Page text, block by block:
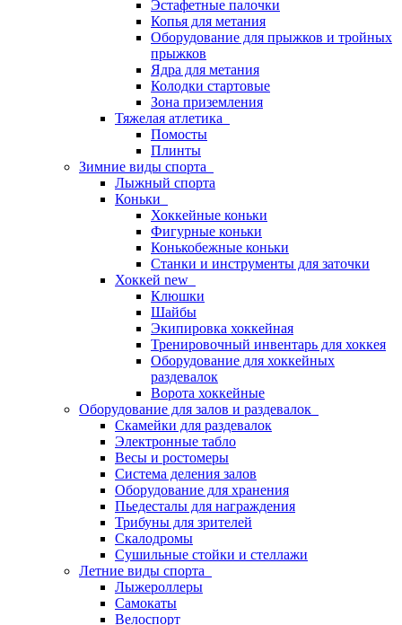
Эстафетные палочки
Копья для метания
Оборудование для прыжков и тройных
прыжков
Ядра для метания
Колодки стартовые
Зона приземления
Тяжелая атлетика
Помосты
Плинты
Зимние виды спорта
Лыжный спорта
Коньки
Хоккейные коньки
Фигурные коньки
Конькобежные коньки
Станки и инструменты для заточки
Хоккей new
Клюшки
Шайбы
Экипировка хоккейная
Тренировочный инвентарь для хоккея
Оборудование для хоккейных
раздевалок
Ворота хоккейные
Оборудование для залов и раздевалок
Скамейки для раздевалок
Электронные табло
Весы и ростомеры
Система деления залов
Оборудование для хранения
Пьедесталы для награждения
Трибуны для зрителей
Скалодромы
Сушильные стойки и стеллажи
Летние виды спорта
Лыжероллеры
Самокаты
Велоспорт